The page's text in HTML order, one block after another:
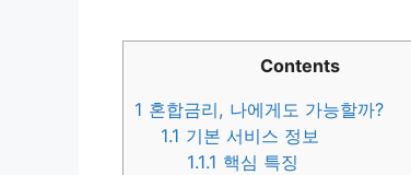
Contents
1 혼합금리, 나에게도 가능할까?
1.1 기본 서비스 정보
1.1.1 핵심 특징